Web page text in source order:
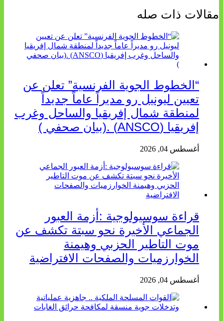
مقالات ذات صله
“الخطوط الجوية الفرنسية” تعلن عن
تعيين ليونيل رو مديراً عاماً جديداً
لمنطقة شمال إفريقيا والساحل وغرب
إفريقيا (ANSCO) .(بيان صحفي )
أغسطس 04, 2026
قراءة سوسيولوجية :أزمة العبور
الجماعي الأخيرة نحو سبتة تكشف عن
موت التاطير الحزبي وهيمنة
الخوارزميات والصفحات الافتراضية
أغسطس 04, 2026